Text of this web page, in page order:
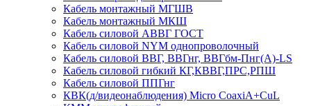
Кабель монтажный МГШВ
Кабель монтажный МКШ
Кабель силовой АВВГ ГОСТ
Кабель силовой NYM однопроволочный
Кабель силовой ВВГ, ВВГнг, ВВГбм-Пнг(А)-LS
Кабель силовой гибкий КГ,КВВГ,ПРС,РПШ
Кабель силовой ППГнг
КВК(д/видеонаблюдения) Micro CoaxiA+CuL